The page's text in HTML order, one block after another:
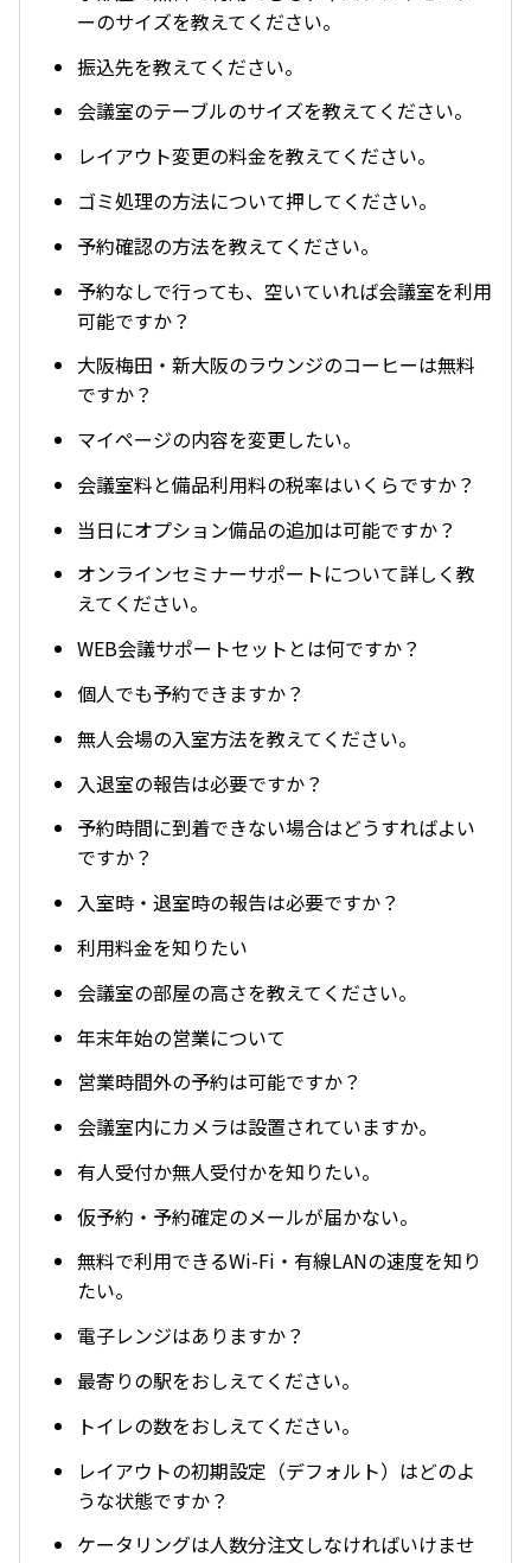
ーのサイズを教えてください。
振込先を教えてください。
会議室のテーブルのサイズを教えてください。
レイアウト変更の料金を教えてください。
ゴミ処理の方法について押してください。
予約確認の方法を教えてください。
予約なしで行っても、空いていれば会議室を利用
可能ですか？
大阪梅田・新大阪のラウンジのコーヒーは無料
ですか？
マイページの内容を変更したい。
会議室料と備品利用料の税率はいくらですか？
当日にオプション備品の追加は可能ですか？
オンラインセミナーサポートについて詳しく教
えてください。
WEB会議サポートセットとは何ですか？
個人でも予約できますか？
無人会場の入室方法を教えてください。
入退室の報告は必要ですか？
予約時間に到着できない場合はどうすればよい
ですか？
入室時・退室時の報告は必要ですか？
利用料金を知りたい
会議室の部屋の高さを教えてください。
年末年始の営業について
営業時間外の予約は可能ですか？
会議室内にカメラは設置されていますか。
有人受付か無人受付かを知りたい。
仮予約・予約確定のメールが届かない。
無料で利用できるWi-Fi・有線LANの速度を知り
たい。
電子レンジはありますか？
最寄りの駅をおしえてください。
トイレの数をおしえてください。
レイアウトの初期設定（デフォルト）はどのよ
うな状態ですか？
ケータリングは人数分注文しなければいけませ